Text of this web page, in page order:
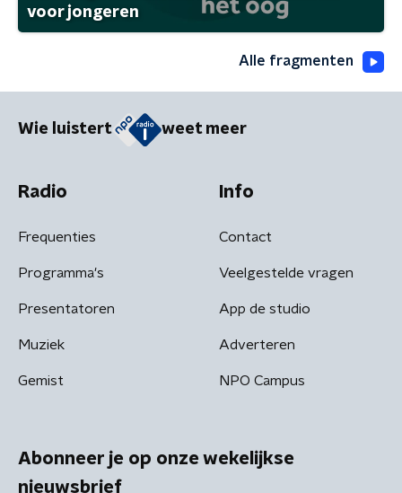
voor jongeren
Alle fragmenten
Wie luistert weet meer
Radio
Frequenties
Programma's
Presentatoren
Muziek
Gemist
Info
Contact
Veelgestelde vragen
App de studio
Adverteren
NPO Campus
Abonneer je op onze wekelijkse
nieuwsbrief